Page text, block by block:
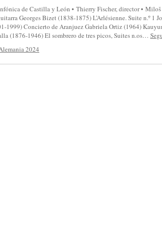
de Castilla y León • Thierry Fischer, director • Miloš
Georges Bizet (1838-1875) L’Arlésienne. Suite n.º 1
1999) Concierto de Aranjuez Gabriela Ortiz (1964)
(1876-1946) El sombrero de tres picos, Suites n.os…
2024